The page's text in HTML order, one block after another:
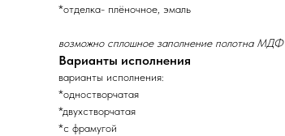
*отделка- плёночное, эмаль
возможно сплошное заполнение полотна МДФ
Варианты исполнения
варианты исполнения:
*одностворчатая
*двухстворчатая
*с фрамугой